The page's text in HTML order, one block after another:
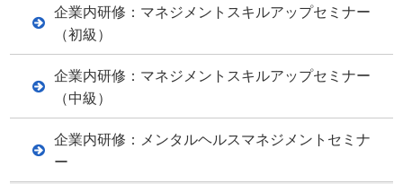
企業内研修：マネジメントスキルアップセミナー
（初級）
企業内研修：マネジメントスキルアップセミナー
（中級）
企業内研修：メンタルヘルスマネジメントセミナ
ー